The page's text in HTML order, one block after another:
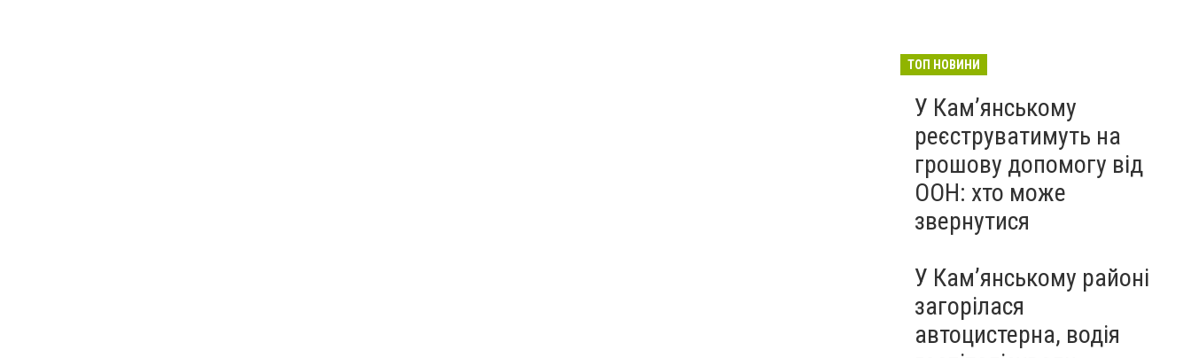
ТОП НОВИНИ
У Кам’янському
реєструватимуть на
грошову допомогу від
ООН: хто може
звернутися
У Кам’янському районі
загорілася
автоцистерна, водія